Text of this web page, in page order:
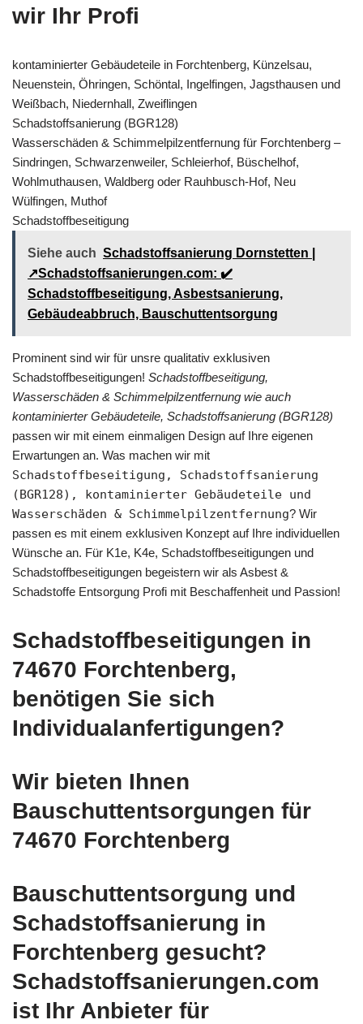
wir Ihr Profi
kontaminierter Gebäudeteile in Forchtenberg, Künzelsau,
Neuenstein, Öhringen, Schöntal, Ingelfingen, Jagsthausen und
Weißbach, Niedernhall, Zweiflingen
Schadstoffsanierung (BGR128)
Wasserschäden & Schimmelpilzentfernung für Forchtenberg –
Sindringen, Schwarzenweiler, Schleierhof, Büschelhof,
Wohlmuthausen, Waldberg oder Rauhbusch-Hof, Neu
Wülfingen, Muthof
Schadstoffbeseitigung
Siehe auch Schadstoffsanierung Dornstetten |
↗️Schadstoffsanierungen.com: ✔️
Schadstoffbeseitigung, Asbestsanierung,
Gebäudeabbruch, Bauschuttentsorgung
Prominent sind wir für unsre qualitativ exklusiven
Schadstoffbeseitigungen! Schadstoffbeseitigung,
Wasserschäden & Schimmelpilzentfernung wie auch
kontaminierter Gebäudeteile, Schadstoffsanierung (BGR128)
passen wir mit einem einmaligen Design auf Ihre eigenen
Erwartungen an. Was machen wir mit
Schadstoffbeseitigung, Schadstoffsanierung
(BGR128), kontaminierter Gebäudeteile und
Wasserschäden & Schimmelpilzentfernung? Wir
passen es mit einem exklusiven Konzept auf Ihre individuellen
Wünsche an. Für K1e, K4e, Schadstoffbeseitigungen und
Schadstoffbeseitigungen begeistern wir als Asbest &
Schadstoffe Entsorgung Profi mit Beschaffenheit und Passion!
Schadstoffbeseitigungen in
74670 Forchtenberg,
benötigen Sie sich
Individualanfertigungen?
Wir bieten Ihnen
Bauschuttentsorgungen für
74670 Forchtenberg
Bauschuttentsorgung und
Schadstoffsanierung in
Forchtenberg gesucht?
Schadstoffsanierungen.com
ist Ihr Anbieter für